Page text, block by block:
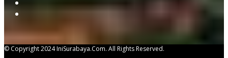
© Copyright 2024 IniSurabaya.com. All Rights Reserved.